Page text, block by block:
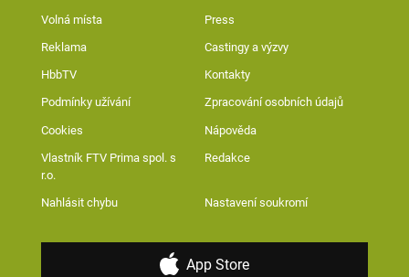
Volná místa Press
Reklama Castingy a výzvy
HbbTV Kontakty
Podmínky užívání Zpracování osobních údajů
Cookies Nápověda
Vlastník FTV Prima spol. s
r.o.
Redakce
Nahlásit chybu Nastavení soukromí
App Store